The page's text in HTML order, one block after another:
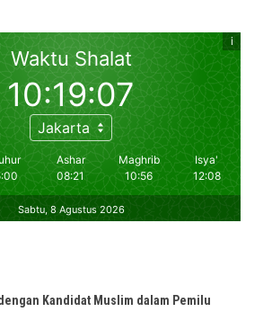
Kandidat Muslim dalam Pemilu